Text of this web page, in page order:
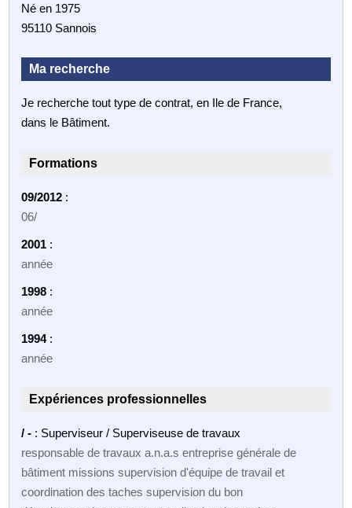
Né en 1975
95110 Sannois
Ma recherche
Je recherche tout type de contrat, en Ile de France,
dans le Bâtiment.
Formations
09/2012 :
06/
2001 :
année
1998 :
année
1994:
année
Expériences professionnelles
/ - : Superviseur / Superviseuse de travaux
responsable de travaux a.n.a.s entreprise générale de
bâtiment missions supervision d'équipe de travail et
coordination des taches supervision du bon